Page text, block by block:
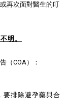
再次面對醫生的叮
明。
（COA）：
要排除避孕藥與合